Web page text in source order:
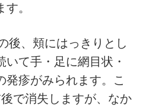
。
後、頬にはっきりとし
て手・足に網目状・
発疹がみられます。こ
で消失しますが、なか